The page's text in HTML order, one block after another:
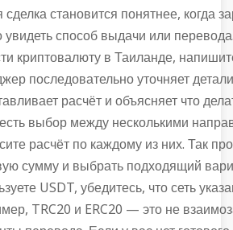
становится понятнее, когда
способ выдачи или
криптовалюту в Таиланде,
последовательно уточняет
расчёт и объясняет что
выбор между несколькими
расчёт по каждому из них. Так
сумму и выбрать подходящий
USDT, убедитесь, что сеть
TRC20 и ERC20 — это не